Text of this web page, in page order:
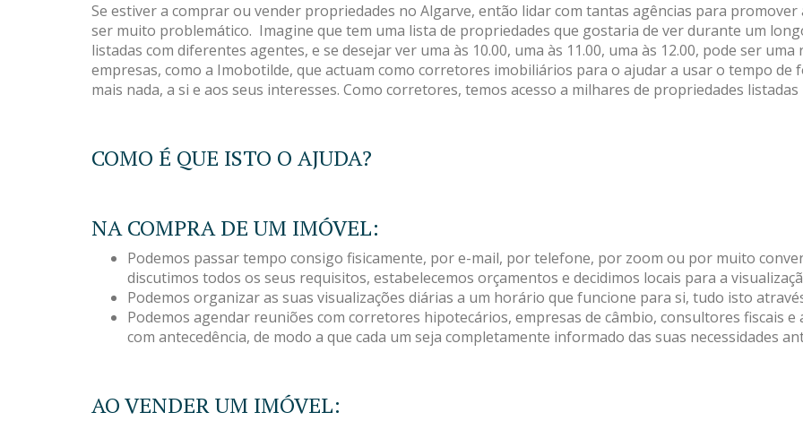
Se estiver a comprar ou vender propriedades no Algarve, então lidar com tantas agências para
ser muito problemático. Imagine que tem uma lista de propriedades que gostaria de ver durante um
listadas com diferentes agentes, e se desejar ver uma às 10.00, uma às 11.00, uma às 12.00, pode ser
empresas, como a Imobotilde, que actuam como corretores imobiliários para o ajudar a usar o tempo de
mais nada, a si e aos seus interesses. Como corretores, temos acesso a milhares de propriedades
COMO É QUE ISTO O AJUDA?
NA COMPRA DE UM IMÓVEL:
Podemos passar tempo consigo fisicamente, por e-mail, por telefone, por zoom ou por muito
discutimos todos os seus requisitos, estabelecemos orçamentos e decidimos locais para a
Podemos organizar as suas visualizações diárias a um horário que funcione para si, tudo isto
Podemos agendar reuniões com corretores hipotecários, empresas de câmbio, consultores fiscais
com antecedência, de modo a que cada um seja completamente informado das suas necessidades
AO VENDER UM IMÓVEL: